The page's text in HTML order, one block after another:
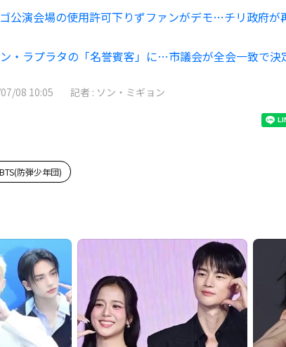
公演会場の使用許可下りずファンがデモ…チリ政府が
・ラプラタの「名誉賓客」に…市議会が全会一致で決
08 10:05 記者 : ソン・ミギョン
BTS(防弾少年団)